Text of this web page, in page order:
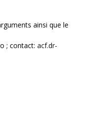
ainsi que le
; contact: acf.dr-